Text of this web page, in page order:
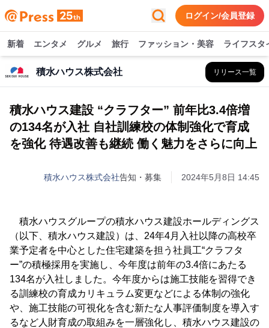
ログイン/会員登録
新着 エンタメ グルメ 旅行 ファッション・美容 ライフスタ
積水ハウス株式会社 リリース一覧
積水ハウス建設 “クラフター” 前年比3.4倍増
の134名が入社 自社訓練校の体制強化で育成
を強化 待遇改善も継続 働く魅力をさらに向上
積水ハウス株式会社告知・募集 2024年5月8日 14:45
積水ハウスグループの積水ハウス建設ホールディングス
（以下、積水ハウス建設）は、24年4月入社以降の高校卒
業予定者を中心とした住宅建築を担う社員工“クラフタ
ー”の積極採用を実施し、今年度は前年の3.4倍にあたる
134名が入社しました。今年度からは施工技能を習得でき
る訓練校の育成カリキュラム変更などによる体制の強化
や、施工技能の可視化を含む新たな人事評価制度を導入す
るなど人財育成の取組みを一層強化し、積水ハウス建設の